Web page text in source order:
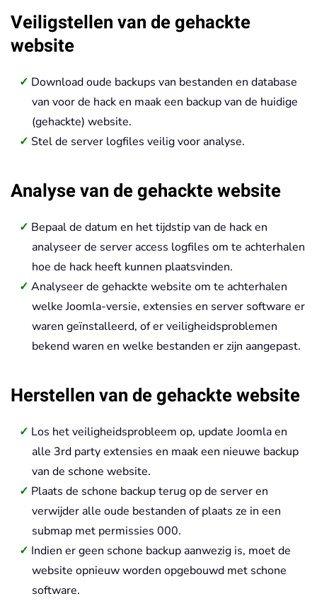
Veiligstellen van de gehackte
website
Download oude backups van bestanden en database
van voor de hack en maak een backup van de huidige
(gehackte) website.
Stel de server logfiles veilig voor analyse.
Analyse van de gehackte website
Bepaal de datum en het tijdstip van de hack en
analyseer de server access logfiles om te achterhalen
hoe de hack heeft kunnen plaatsvinden.
Analyseer de gehackte website om te achterhalen
welke Joomla-versie, extensies en server software er
waren geïnstalleerd, of er veiligheidsproblemen
bekend waren en welke bestanden er zijn aangepast.
Herstellen van de gehackte website
Los het veiligheidsprobleem op, update Joomla en
alle 3rd party extensies en maak een nieuwe backup
van de schone website.
Plaats de schone backup terug op de server en
verwijder alle oude bestanden of plaats ze in een
submap met permissies 000.
Indien er geen schone backup aanwezig is, moet de
website opnieuw worden opgebouwd met schone
software.